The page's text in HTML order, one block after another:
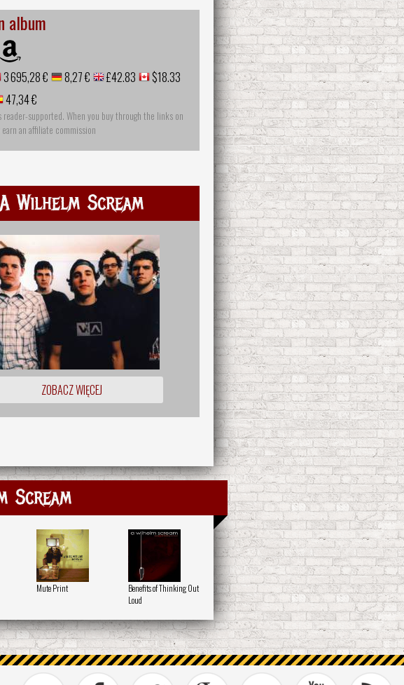
album
3 695,28 € 8,27 € £42.83
$18.33
47,34 €
supported. When you buy through the links on
an affiliate commission
A Wilhelm Scream
ZOBACZ WIĘCEJ
Scream
Mute Print
Benefits of Thinking Out
Loud